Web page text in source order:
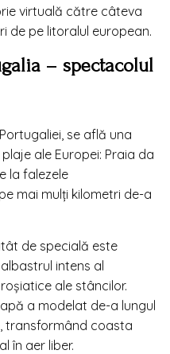
virtuală către câteva
de pe litoralul european.
– spectacolul
se află una
ale Europei: Praia da
la falezele
mai mulți kilometri de-a
de specială este
intens al
ale stâncilor.
a modelat de-a lungul
transformând coasta
în aer liber.